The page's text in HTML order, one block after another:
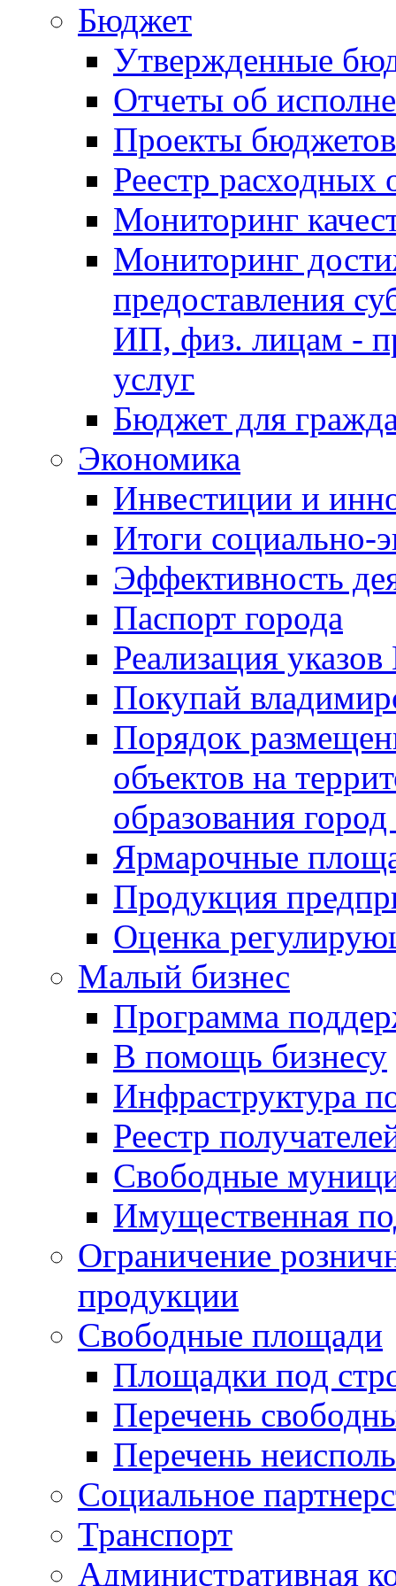
Бюджет
Утвержденные
Отчеты об
Проекты бюджетов
Реестр расходных
Мониторинг
Мониторинг
предоставления
ИП, физ. лицам -
услуг
Бюджет для
Экономика
Инвестиции и
Итоги социально-
Эффективность
Паспорт города
Реализация
Покупай
Порядок
объектов на
образования
Ярмарочные
Продукция
Оценка
Малый бизнес
Программа
В помощь бизнесу
Инфраструктура
Реестр
Свободные
Имущественная
Ограничение
продукции
Свободные площади
Площадки под
Перечень
Перечень
Социальное
Транспорт
Административная